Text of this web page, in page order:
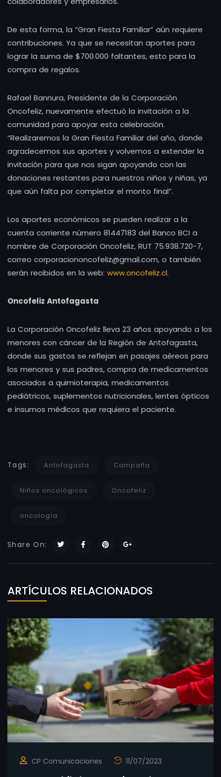
De esta forma, la “Gran Fiesta Familiar” aún requiere
contribuciones. Ya que se necesitan aportes para
lograr la suma de $700.000 faltantes, esto para la
compra de regalos.
Rafael Bannura, Presidente de la Corporación
Oncofeliz, nuevamente efectuó la invitación a la
comunidad para apoyar esta celebración.
“Realizaremos la Gran Fiesta Familiar del año, donde
agradecemos sus aportes y volvemos a extender la
invitación para que nos sigan apoyando con las
donaciones restantes para nuestros niños y niñas, ya
que aún falta por completar el monto final”.
Los aportes económicos se pueden realizar a la
cuenta corriente número 81447183 del Banco BCI a
nombre de Corporación Oncofeliz, RUT 75.938.720-7,
correo corporaciononcofeliz@gmail.com, o también
serán recibidos en la web: www.oncofeliz.cl.
Oncofeliz Antofagasta
La Corporación Oncofeliz lleva 23 años apoyando a los
menores con cáncer de la Región de Antofagasta,
donde sus gastos se reflejan en pasajes aéreos para
los menores y sus padres, compra de medicamentos
asociados a quimioterapia, medicamentos
pediátricos, suplementos nutricionales, lentes ópticos
e insumos médicos que requiera el paciente.
Tags: Antofagasta Campaña
Niños oncológicos Oncofeliz
oncología
Share On:
ARTÍCULOS RELACIONADOS
CP Comunicaciones 11/07/2023